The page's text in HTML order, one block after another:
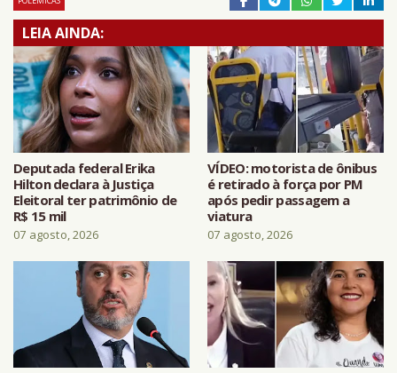
LEIA AINDA:
Deputada federal Erika
Hilton declara à Justiça
Eleitoral ter patrimônio de
R$ 15 mil
07 agosto, 2026
VÍDEO: motorista de ônibus
é retirado à força por PM
após pedir passagem a
viatura
07 agosto, 2026